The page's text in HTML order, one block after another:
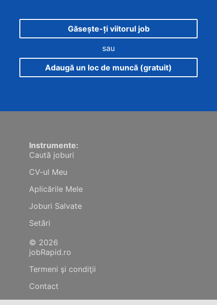
Găsește-ți viitorul job
sau
Adaugă un loc de muncă (gratuit)
Instrumente:
Caută joburi
CV-ul Meu
Aplicările Mele
Joburi Salvate
Setări
© 2026
jobRapid.ro
Termeni şi condiţii
Contact